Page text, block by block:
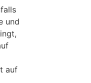
und
auf